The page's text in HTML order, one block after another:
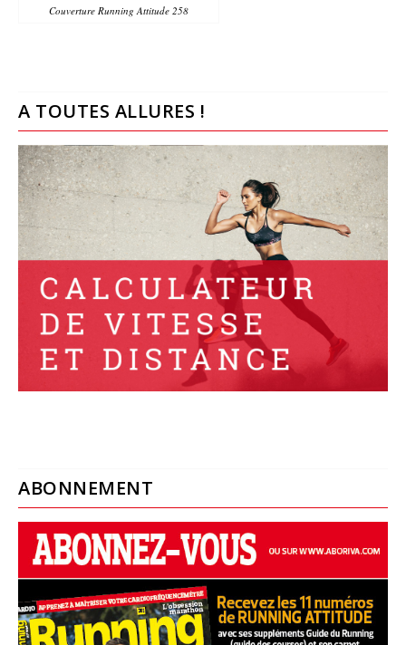
Couverture Running Attitude 258
A TOUTES ALLURES !
ABONNEMENT